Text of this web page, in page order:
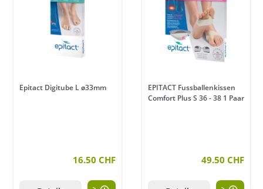
Epitact Digitube L ø33mm
16.50 CHF
EPITACT Fussballenkissen
Comfort Plus S 36 - 38 1 Paar
49.50 CHF